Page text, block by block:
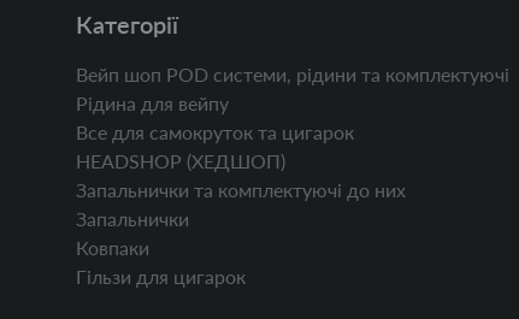
Категорії
Вейп шоп POD системи, рідини та комплектуючі
Рідина для вейпу
Все для самокруток та цигарок
HEADSHOP (ХЕДШОП)
Запальнички та комплектуючі до них
Запальнички
Ковпаки
Гільзи для цигарок